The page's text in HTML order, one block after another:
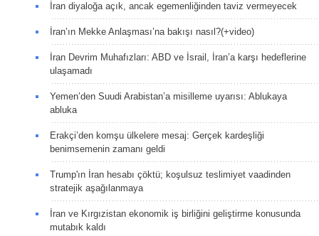
İran diyaloğa açık, ancak egemenliğinden taviz vermeyecek
İran’ın Mekke Anlaşması’na bakışı nasıl?(+video)
İran Devrim Muhafızları: ABD ve İsrail, İran’a karşı hedeflerine
ulaşamadı
Yemen’den Suudi Arabistan’a misilleme uyarısı: Ablukaya
abluka
Erakçi’den komşu ülkelere mesaj: Gerçek kardeşliği
benimsemenin zamanı geldi
Trump'ın İran hesabı çöktü; koşulsuz teslimiyet vaadinden
stratejik aşağılanmaya
İran ve Kırgızistan ekonomik iş birliğini geliştirme konusunda
mutabık kaldı